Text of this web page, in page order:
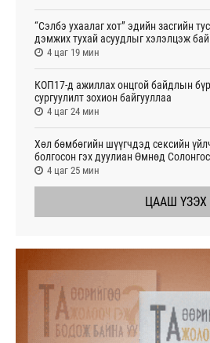
“Сэлбэ ухаалаг хот” эдийн засгийн
дэмжих тухай асуудлыг хэлэлцэж
4 цаг 19 мин
КОП17-д ажиллах онцгой байдлын
сургуулилт зохион байгууллаа
4 цаг 24 мин
Хөл бөмбөгийн шүүгчдэд сексийн
болгосон гэх дуулиан Өмнөд
4 цаг 25 мин
ЦААШ ҮЗЭХ